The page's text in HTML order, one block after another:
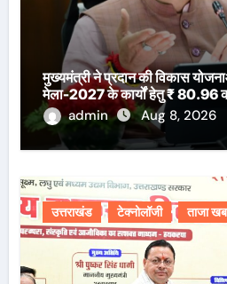
मुख्यमंत्री ने प्रदान की विकास
मेला-2027 के कार्यों हेतु ₹ 80.96
admin
Aug 8, 2026
उत्तराखंड टेक्नोलॉजी ताजा